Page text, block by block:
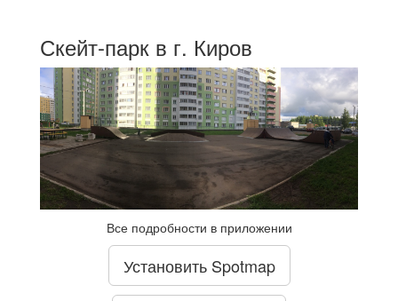
Скейт-парк в г. Киров
Все подробности в приложении
Установить Spotmap